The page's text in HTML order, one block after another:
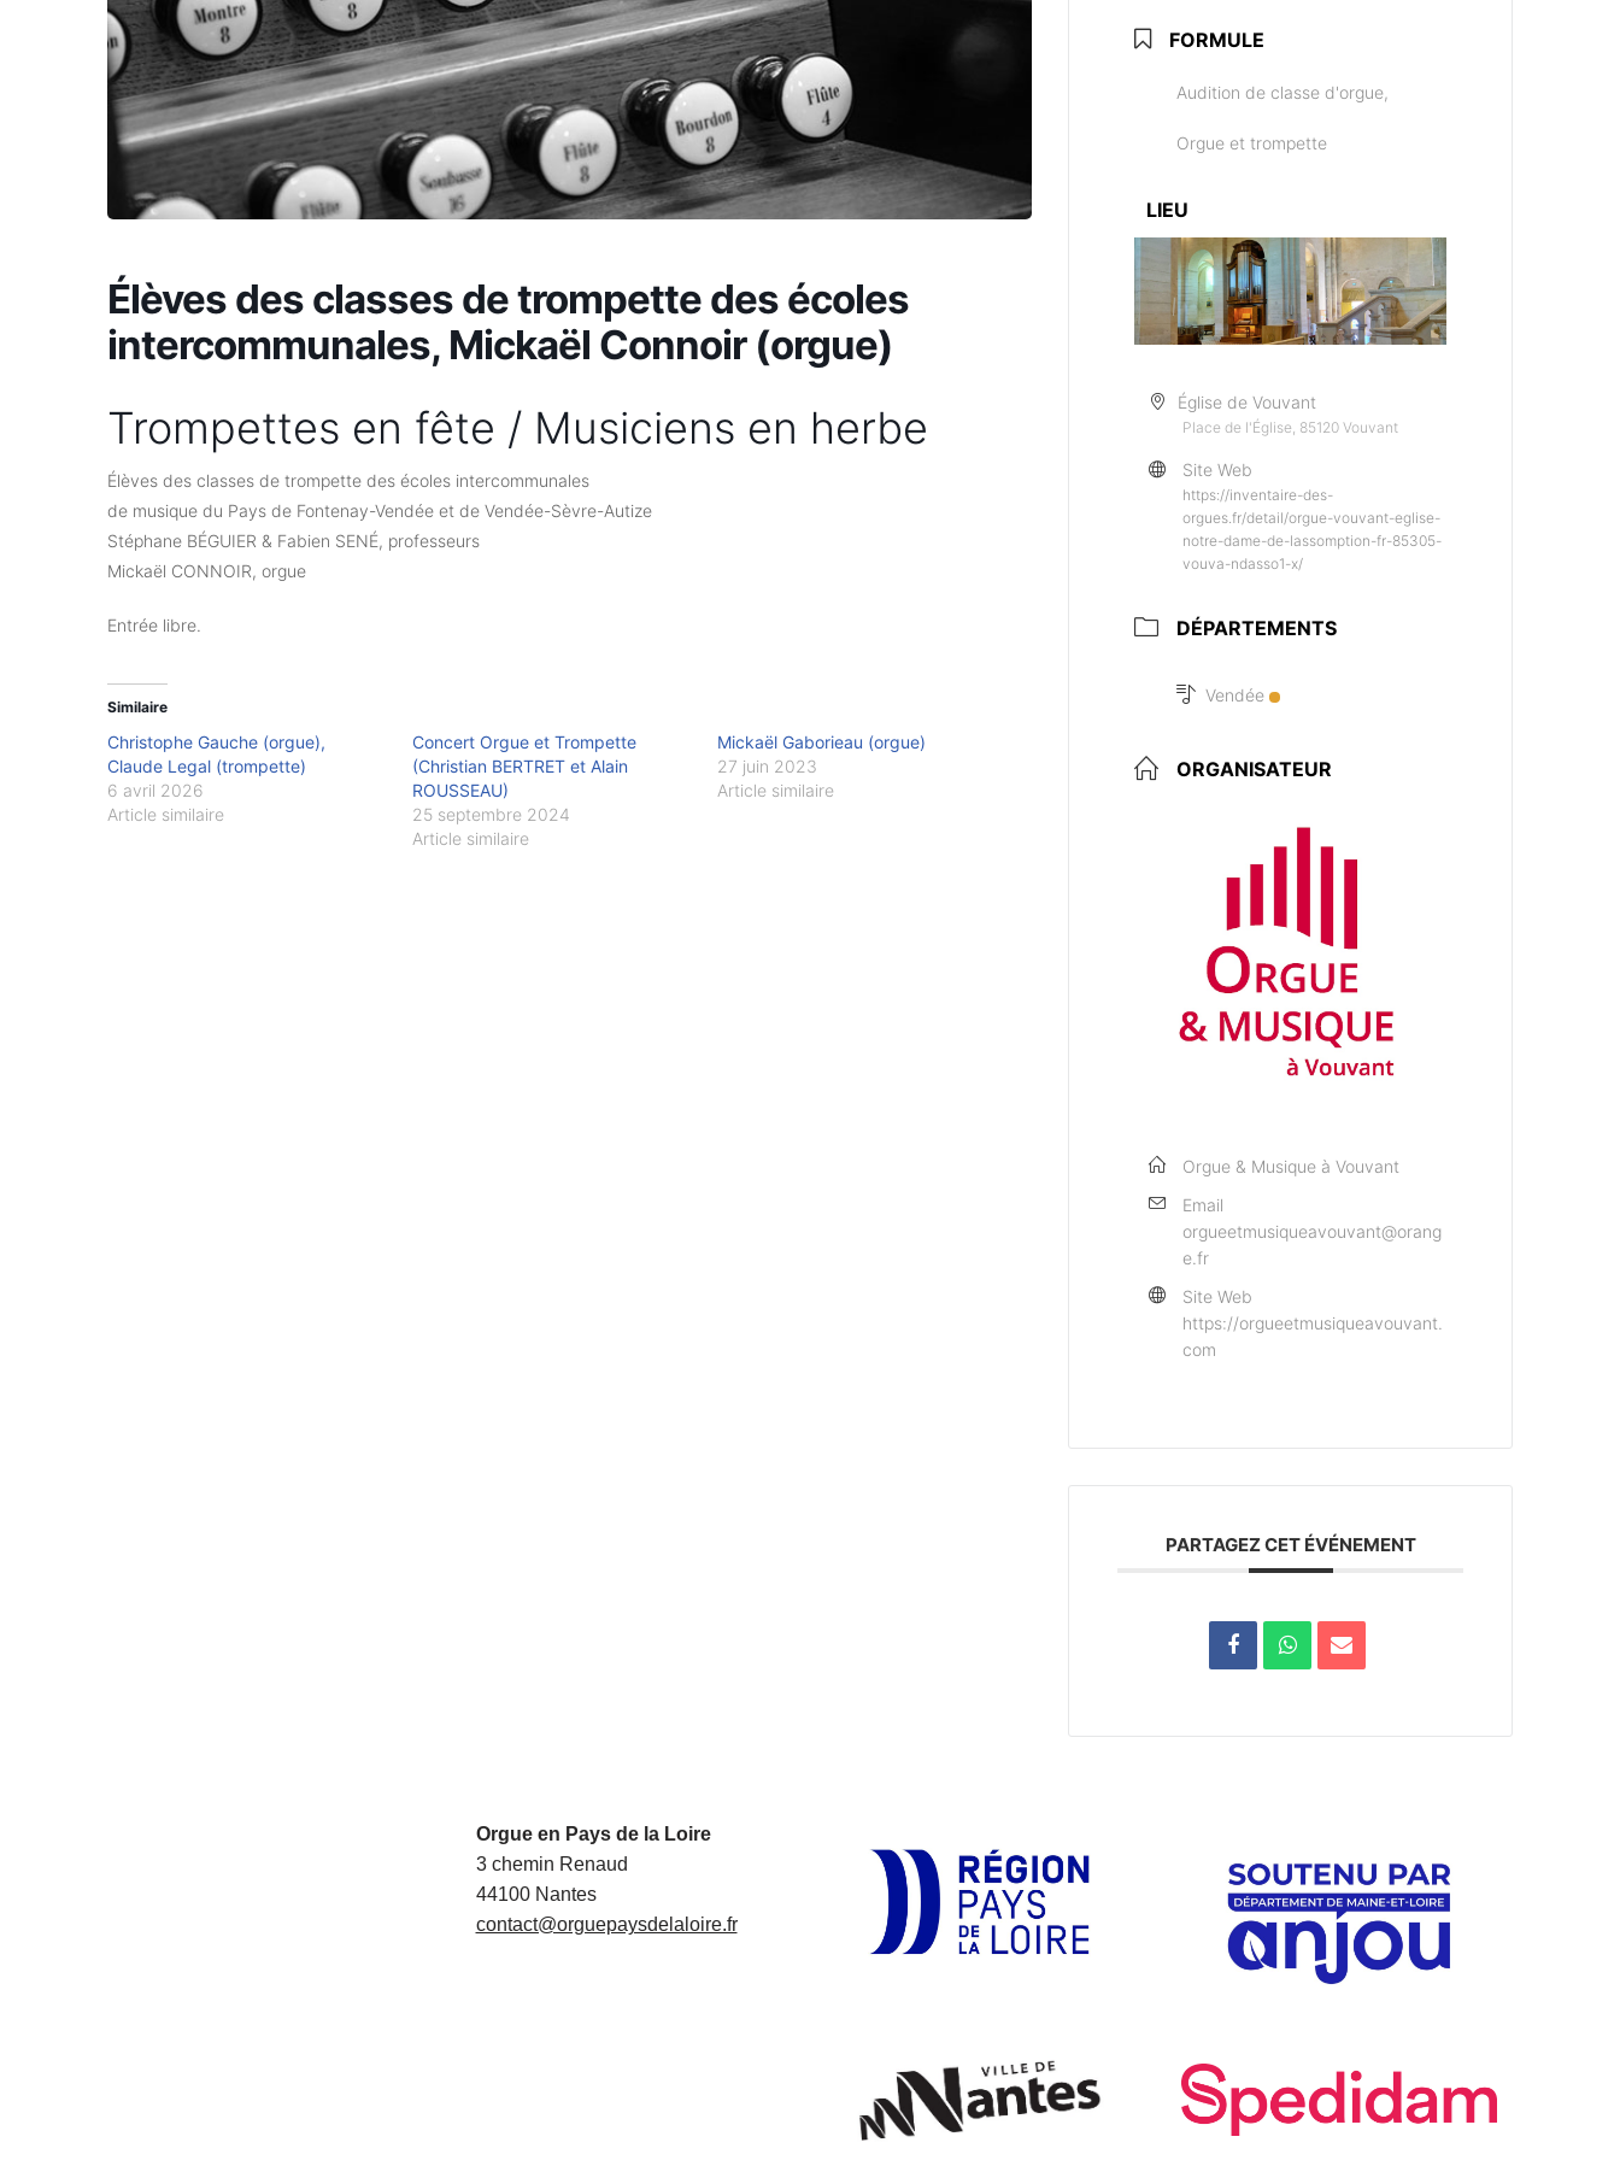
Élèves des classes de trompette des écoles
intercommunales, Mickaël Connoir (orgue)
Trompettes en fête / Musiciens en herbe
Élèves des classes de trompette des écoles intercommunales
de musique du Pays de Fontenay-Vendée et de Vendée-Sèvre-Autize
Stéphane BÉGUIER & Fabien SENÉ, professeurs
Mickaël CONNOIR, orgue
Entrée libre.
Similaire
Christophe Gauche (orgue),
Claude Legal (trompette)
6 avril 2026
Article similaire
Concert Orgue et Trompette
(Christian BERTRET et Alain
ROUSSEAU)
25 septembre 2024
Article similaire
Mickaël Gaborieau (orgue)
27 juin 2023
Article similaire
FORMULE
Audition de classe d'orgue,
Orgue et trompette
LIEU
Église de Vouvant
Place de l'Église, 85120 Vouvant
Site Web
https://inventaire-des-
orgues.fr/detail/orgue-vouvant-eglise-
notre-dame-de-lassomption-fr-85305-
vouva-ndasso1-x/
DÉPARTEMENTS
Vendée
ORGANISATEUR
Orgue & Musique à Vouvant
Email
orgueetmusiqueavouvant@orang
e.fr
Site Web
https://orgueetmusiqueavouvant.
com
PARTAGEZ CET ÉVÉNEMENT
Orgue en Pays de la Loire
3 chemin Renaud
44100 Nantes
contact@orguepaysdelaloire.fr